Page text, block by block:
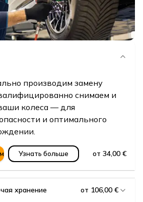
производим замену
снимаем и
колеса — для
и оптимального
Узнать больше от 34,00 €
хранение от 106,00 €